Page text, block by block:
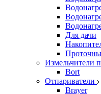
Для дачи
Измельчители
Bort
Отпариватели
Brayer